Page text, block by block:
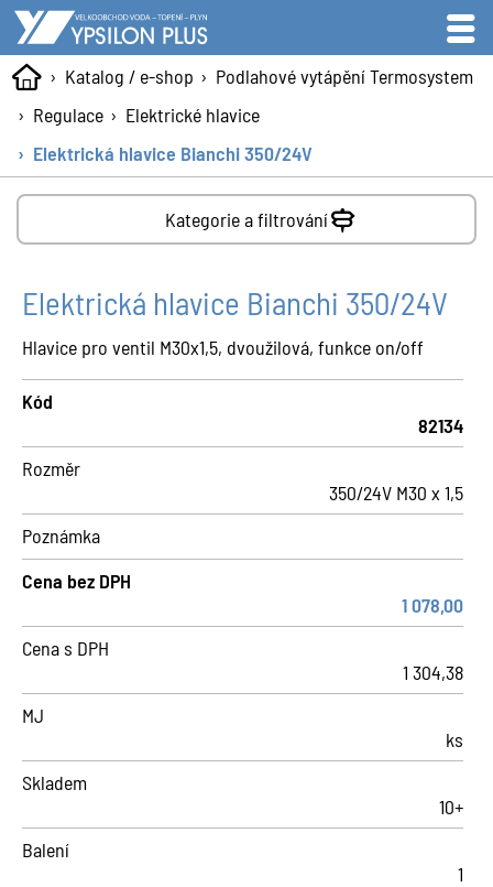
Katalog / e-shop
Podlahové vytápění Termosystem
Regulace
Elektrické hlavice
Elektrická hlavice Bianchi 350/24V
Kategorie a filtrování
Elektrická hlavice Bianchi 350/24V
Hlavice pro ventil M30x1,5, dvoužilová, funkce on/off
Kód
82134
Rozměr
350/24V M30 x 1,5
Poznámka
Cena bez DPH
1 078,00
Cena s DPH
1 304,38
MJ
ks
Skladem
10+
Balení
1